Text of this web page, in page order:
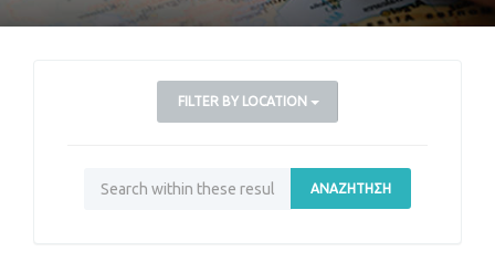
FILTER BY LOCATION
ΑΝΑΖΉΤΗΣΗ